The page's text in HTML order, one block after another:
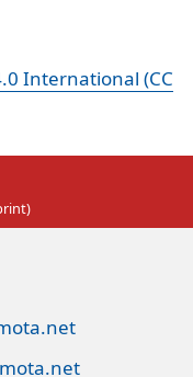
International (CC